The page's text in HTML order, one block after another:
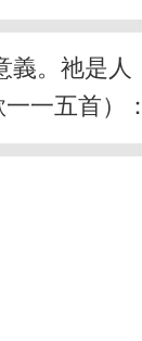
。祂是
一五首）：